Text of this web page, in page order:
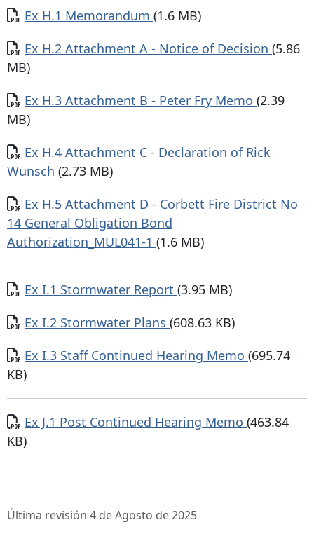
Documento
Ex H.1 Memorandum (1.6 MB)
Documento
Ex H.2 Attachment A - Notice of Decision (5.86
MB)
Documento
Ex H.3 Attachment B - Peter Fry Memo (2.39
MB)
Documento
Ex H.4 Attachment C - Declaration of Rick
Wunsch (2.73 MB)
Documento
Ex H.5 Attachment D - Corbett Fire District No
14 General Obligation Bond
Authorization_MUL041-1 (1.6 MB)
Documento
Ex I.1 Stormwater Report (3.95 MB)
Documento
Ex I.2 Stormwater Plans (608.63 KB)
Documento
Ex I.3 Staff Continued Hearing Memo (695.74
KB)
Documento
Ex J.1 Post Continued Hearing Memo (463.84
KB)
Última revisión 4 de Agosto de 2025